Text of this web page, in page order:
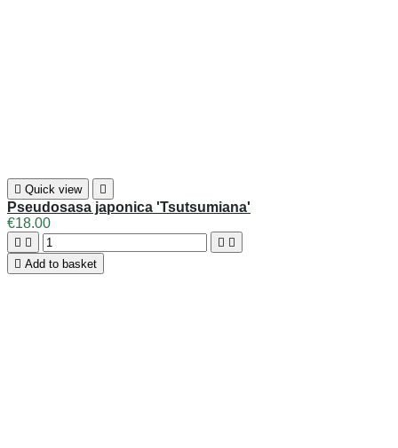
 Quick view 
Pseudosasa japonica 'Tsutsumiana'
€18.00
   
 Add to basket